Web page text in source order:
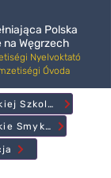
Polska
na Węgrzech
Nyelvoktató
Óvoda
Jak pracują Polskie Smyki?
Co słychać w Polskiej Szkole?